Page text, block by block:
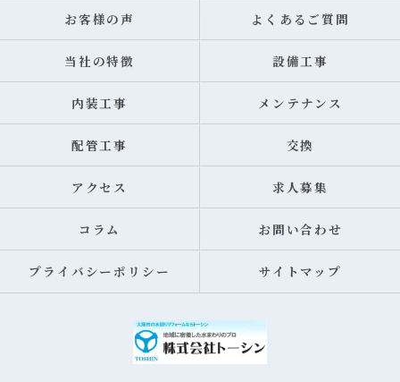
お客様の声 よくあるご質問
当社の特徴 設備工事
内装工事 メンテナンス
配管工事 交換
アクセス 求人募集
コラム お問い合わせ
プライバシーポリシー サイトマップ